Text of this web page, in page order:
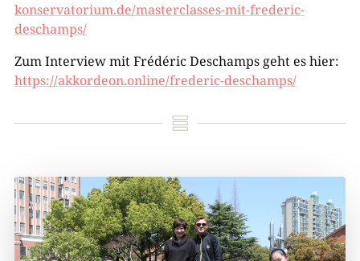
konservatorium.de/masterclasses-mit-frederic-
deschamps/
Zum Interview mit Frédéric Deschamps geht es hier:
https://akkordeon.online/frederic-deschamps/
